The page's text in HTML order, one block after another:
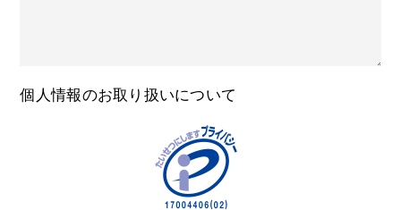
個人情報のお取り扱いについて